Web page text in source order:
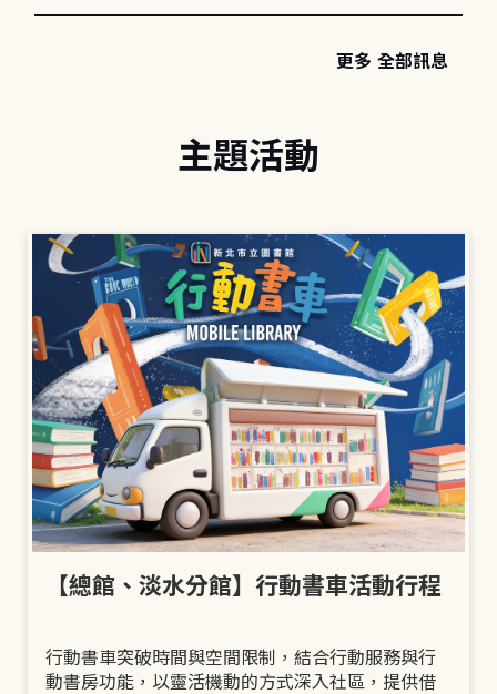
更多 全部訊息
主題活動
【總館、淡水分館】行動書車活動行程
行動書車突破時間與空間限制，結合行動服務與行
動書房功能，以靈活機動的方式深入社區，提供借